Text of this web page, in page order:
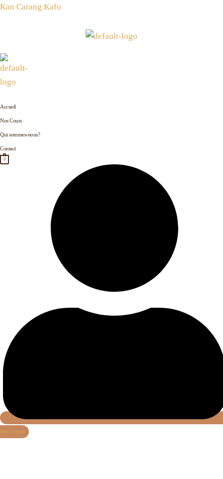
Aller
Kan Carang Kafo
Accueil
Nos Cours
Qui sommes-nous?
Contact
0
Mon Compte
Rechercher :